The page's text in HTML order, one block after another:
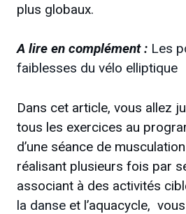
plus globaux.
A lire en complément : Les
faiblesses du vélo elliptique
Dans cet article, vous allez
tous les exercices au
d’une séance de
réalisant plusieurs fois par
associant à des activités
la danse et l’aquacycle,